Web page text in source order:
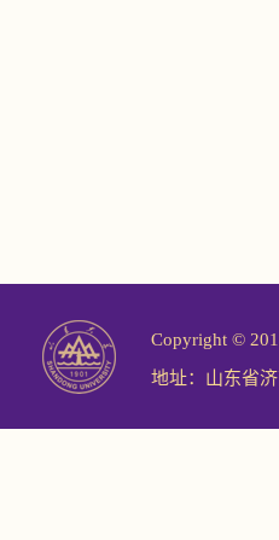
Copyright ©
地址：山东省